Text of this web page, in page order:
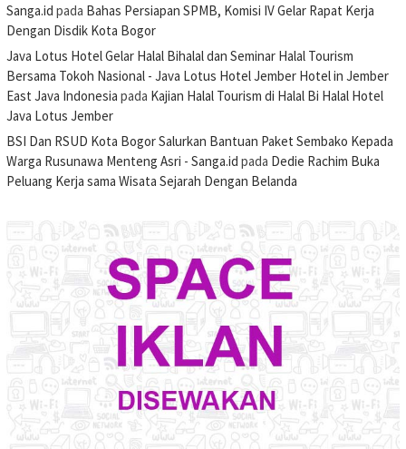
Sanga.id pada Bahas Persiapan SPMB, Komisi IV Gelar Rapat Kerja
Dengan Disdik Kota Bogor
Java Lotus Hotel Gelar Halal Bihalal dan Seminar Halal Tourism
Bersama Tokoh Nasional - Java Lotus Hotel Jember Hotel in Jember
East Java Indonesia pada Kajian Halal Tourism di Halal Bi Halal Hotel
Java Lotus Jember
BSI Dan RSUD Kota Bogor Salurkan Bantuan Paket Sembako Kepada
Warga Rusunawa Menteng Asri - Sanga.id pada Dedie Rachim Buka
Peluang Kerja sama Wisata Sejarah Dengan Belanda